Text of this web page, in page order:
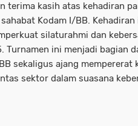
terima kasih atas kehadiran
Kodam I/BB. Kehadiran
silaturahmi dan
Turnamen ini menjadi bagian
sekaligus ajang mempererat
sektor dalam suasana